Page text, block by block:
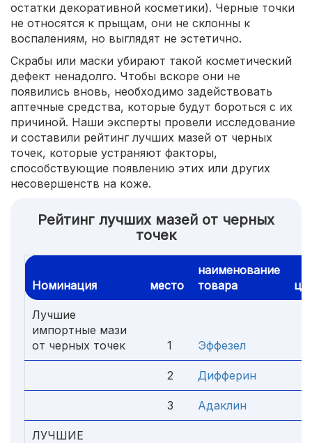
остатки декоративной косметики). Черные точки
не относятся к прыщам, они не склонны к
воспалениям, но выглядят не эстетично.
Скрабы или маски убирают такой косметический
дефект ненадолго. Чтобы вскоре они не
появились вновь, необходимо задействовать
аптечные средства, которые будут бороться с их
причиной. Наши эксперты провели исследование
и составили рейтинг лучших мазей от черных
точек, которые устраняют факторы,
способствующие появлению этих или других
несовершенств на коже.
Рейтинг лучших мазей от черных
точек
Номинация место
наименование
товара
Лучшие
импортные мази
от черных точек
1 Эффезел
2 Дифферин
3 Адаклин
ЛУЧШИЕ